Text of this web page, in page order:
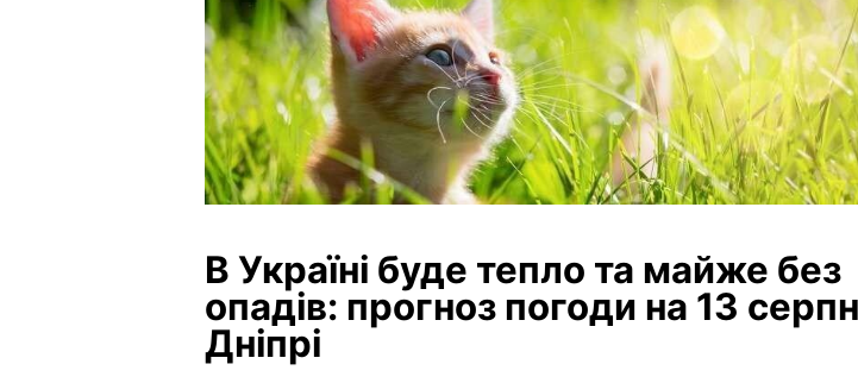
В Україні буде тепло та майже без
опадів: прогноз погоди на 13
Дніпрі